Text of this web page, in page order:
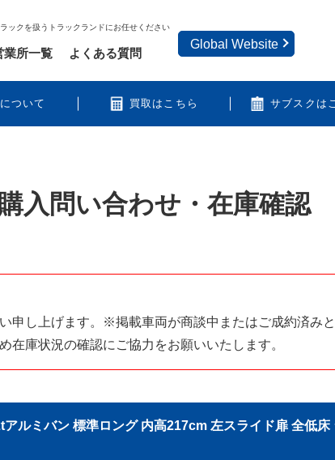
ックを扱うトラックランドにお任せください
ついて 買取はこちら サブスクは
業所一覧 よくある質問
Global Website
入問い合わせ・在庫確認
申し上げます。※掲載車両が商談中またはご成約済み
在庫状況の確認にご協力をお願いいたします。
アルミバン 標準ロング 内高217cm 左スライド扉 全低